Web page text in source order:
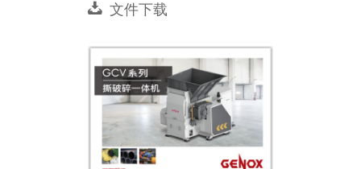
文件下载